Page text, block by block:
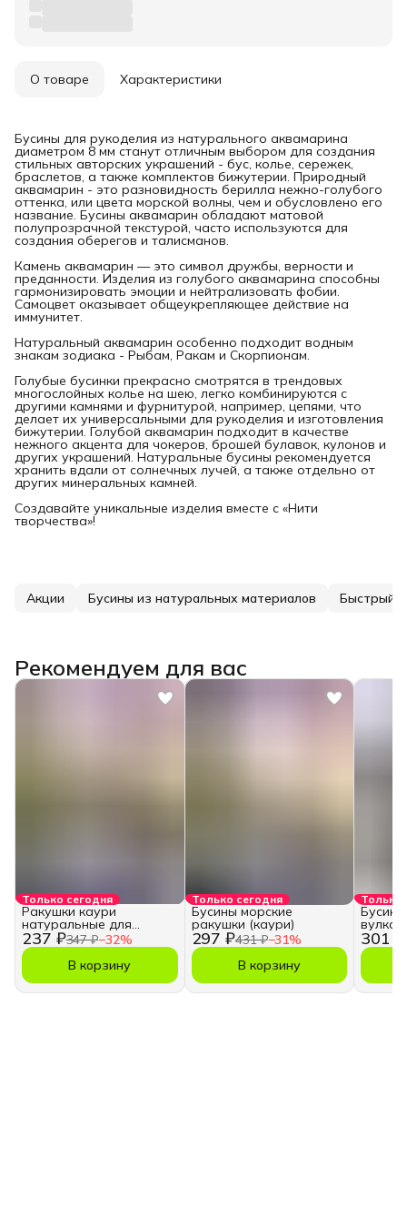
О товаре Характеристики
Бусины для рукоделия из натурального аквамарина
диаметром 8 мм станут отличным выбором для создания
стильных авторских украшений - бус, колье, сережек,
браслетов, а также комплектов бижутерии. Природный
аквамарин - это разновидность берилла нежно-голубого
оттенка, или цвета морской волны, чем и обусловлено его
название. Бусины аквамарин обладают матовой
полупрозрачной текстурой, часто используются для
создания оберегов и талисманов.
Камень аквамарин — это символ дружбы, верности и
преданности. Изделия из голубого аквамарина способны
гармонизировать эмоции и нейтрализовать фобии.
Самоцвет оказывает общеукрепляющее действие на
иммунитет.
Натуральный аквамарин особенно подходит водным
знакам зодиака - Рыбам, Ракам и Скорпионам.
Голубые бусинки прекрасно смотрятся в трендовых
многослойных колье на шею, легко комбинируются с
другими камнями и фурнитурой, например, цепями, что
делает их универсальными для рукоделия и изготовления
бижутерии. Голубой аквамарин подходит в качестве
нежного акцента для чокеров, брошей булавок, кулонов и
других украшений. Натуральные бусины рекомендуется
хранить вдали от солнечных лучей, а также отдельно от
других минеральных камней.
Создавайте уникальные изделия вместе с «Нити
творчества»!
Акции Бусины из натуральных материалов Быстрый
Рекомендуем для вас
Только сегодня
237 ₽347 ₽−32%
Ракушки каури
натуральные для
творчества и рукоделия
В корзину
Только сегодня
297 ₽431 ₽−31%
Бусины морские
ракушки (каури)
В корзину
Только
301 ₽